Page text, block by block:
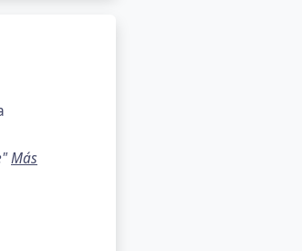
Más